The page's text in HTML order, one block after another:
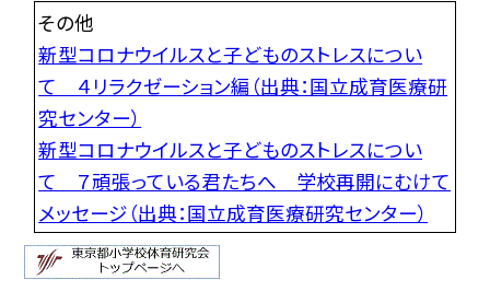
その他
新型コロナウイルスと子どものストレスについ
て ４リラクゼーション編（出典：国立成育医療研
究センター）
新型コロナウイルスと子どものストレスについ
て ７頑張っている君たちへ 学校再開にむけて
メッセージ（出典：国立成育医療研究センター）